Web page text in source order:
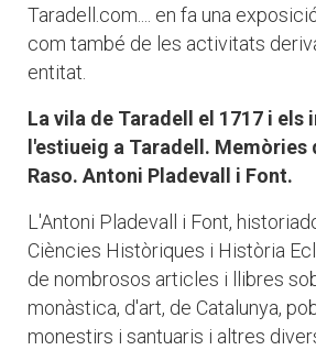
Taradell.com.... en fa una
com també de les activitats
entitat.
La vila de Taradell el 1717 i els
l'estiueig a Taradell. Memòries
Raso. Antoni Pladevall i Font.
L'Antoni Pladevall i Font,
Ciències Històriques i Història
de nombrosos articles i llibres
monàstica, d'art, de Catalunya,
monestirs i santuaris i altres